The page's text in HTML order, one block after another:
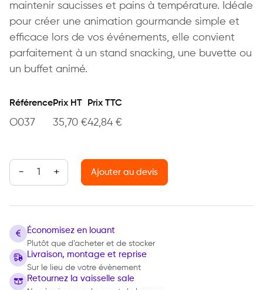
maintenir saucisses et pains à température. Idéale
pour créer une animation gourmande simple et
efficace lors de vos événements, elle convient
parfaitement à un stand snacking, une buvette ou
un buffet animé.
Référence
O037
Prix HT
35,70 €
Prix TTC
42,84 €
quantité de Machine à Hot Dog
Ajouter au devis
Économisez en louant
Plutôt que d’acheter et de stocker
Livraison, montage et reprise
Sur le lieu de votre évènement
Retournez la vaisselle sale